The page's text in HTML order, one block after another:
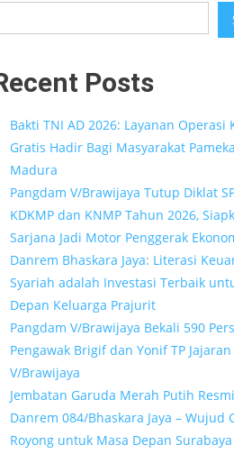
Posts
Bakti TNI AD 2026: Layanan Operasi
Gratis Hadir Bagi Masyarakat
Madura
Pangdam V/Brawijaya Tutup Diklat
KDKMP dan KNMP Tahun 2026,
Sarjana Jadi Motor Penggerak
Danrem Bhaskara Jaya: Literasi
Syariah adalah Investasi Terbaik
Depan Keluarga Prajurit
Pangdam V/Brawijaya Bekali 590
Pengawak Brigif dan Yonif TP
V/Brawijaya
Jembatan Garuda Merah Putih
Danrem 084/Bhaskara Jaya – Wujud
Royong untuk Masa Depan Surabaya